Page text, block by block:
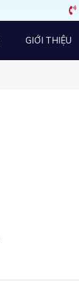
GIỚI THIỆU